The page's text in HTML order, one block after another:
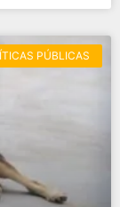
PÚBLICAS